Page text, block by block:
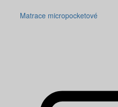
Matrace micropocketové